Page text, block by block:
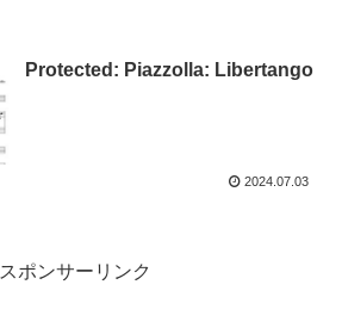
Protected: Piazzolla: Libertango
2024.07.03
スポンサーリンク